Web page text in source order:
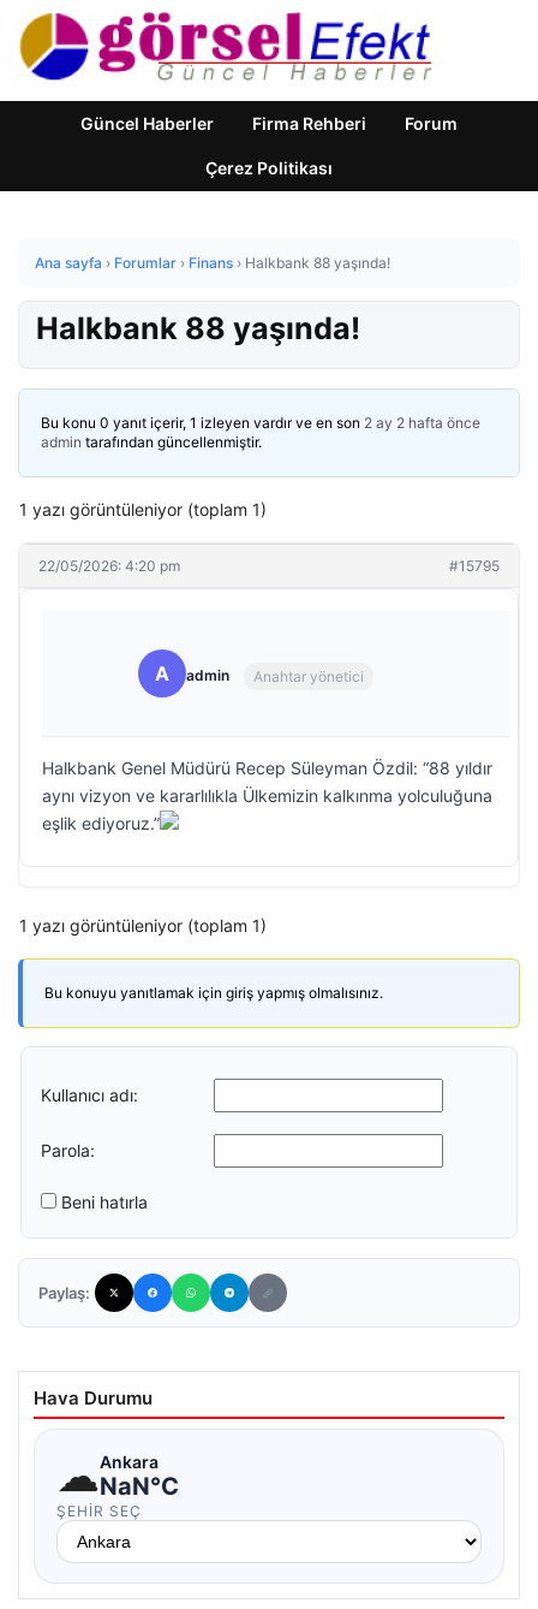
Güncel Haberler Firma Rehberi Forum
Çerez Politikası
Ana sayfa › Forumlar › Finans › Halkbank 88 yaşında!
Halkbank 88 yaşında!
Bu konu 0 yanıt içerir, 1 izleyen vardır ve en son 2 ay 2 hafta önce
admin tarafından güncellenmiştir.
1 yazı görüntüleniyor (toplam 1)
22/05/2026: 4:20 pm #15795
A admin Anahtar yönetici
Halkbank Genel Müdürü Recep Süleyman Özdil: “88 yıldır
aynı vizyon ve kararlılıkla Ülkemizin kalkınma yolculuğuna
eşlik ediyoruz.”
1 yazı görüntüleniyor (toplam 1)
Bu konuyu yanıtlamak için giriş yapmış olmalısınız.
Kullanıcı adı:
Parola:
Beni hatırla
Paylaş:
Hava Durumu
☁Ankara
NaN°C
ŞEHIR SEÇ